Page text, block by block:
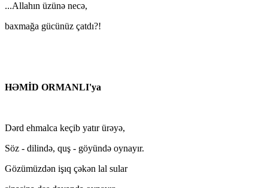
...Allahın üzünə necə,
baxmağa gücünüz çatdı?!
HƏMİD ORMANLI'ya
Dərd ehmalca keçib yatır ürəyə,
Söz - dilində, quş - göyündə oynayır.
Gözümüzdən işıq çəkən lal sular